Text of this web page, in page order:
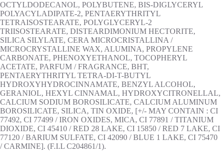
OCTYLDODECANOL, POLYBUTENE, BIS-DIGLYCERYL
POLYACYLADIPATE-2, PENTAERYTHRITYL
TETRAISOSTEARATE, POLYGLYCERYL-2
TRIISOSTEARATE, DISTEARDIMONIUM HECTORITE,
SILICA SILYLATE, CERA MICROCRISTALLINA /
MICROCRYSTALLINE WAX, ALUMINA, PROPYLENE
CARBONATE, PHENOXYETHANOL, TOCOPHERYL
ACETATE, PARFUM / FRAGRANCE, BHT,
PENTAERYTHRITYL TETRA-DI-T-BUTYL
HYDROXYHYDROCINNAMATE, BENZYL ALCOHOL,
GERANIOL, HEXYL CINNAMAL, HYDROXYCITRONELLAL,
CALCIUM SODIUM BOROSILICATE, CALCIUM ALUMINUM
BOROSILICATE, SILICA, TIN OXIDE, [+/- MAY CONTAIN : CI
77492, CI 77499 / IRON OXIDES, MICA, CI 77891 / TITANIUM
DIOXIDE, CI 45410 / RED 28 LAKE, CI 15850 / RED 7 LAKE, CI
77120 / BARIUM SULFATE, CI 42090 / BLUE 1 LAKE, CI 75470
/ CARMINE]. (F.I.L C204861/1).